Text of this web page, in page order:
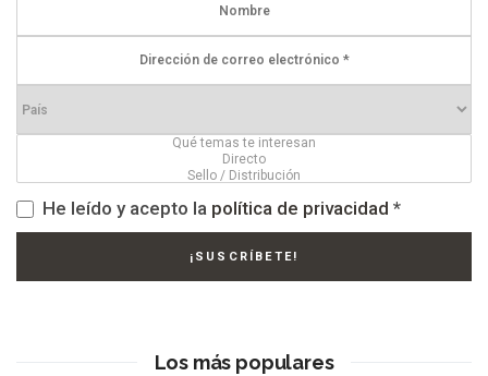
He leído y acepto la política de privacidad *
Los más populares